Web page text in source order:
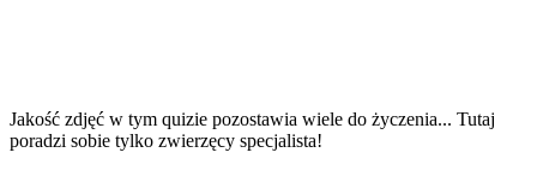
Jakość zdjęć w tym quizie pozostawia wiele do życzenia... Tutaj
poradzi sobie tylko zwierzęcy specjalista!